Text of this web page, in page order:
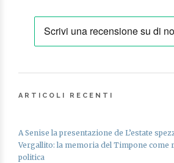
ARTICOLI RECENTI
A Senise la presentazione de L’estate
Vergallito: la memoria del Timpone come
politica